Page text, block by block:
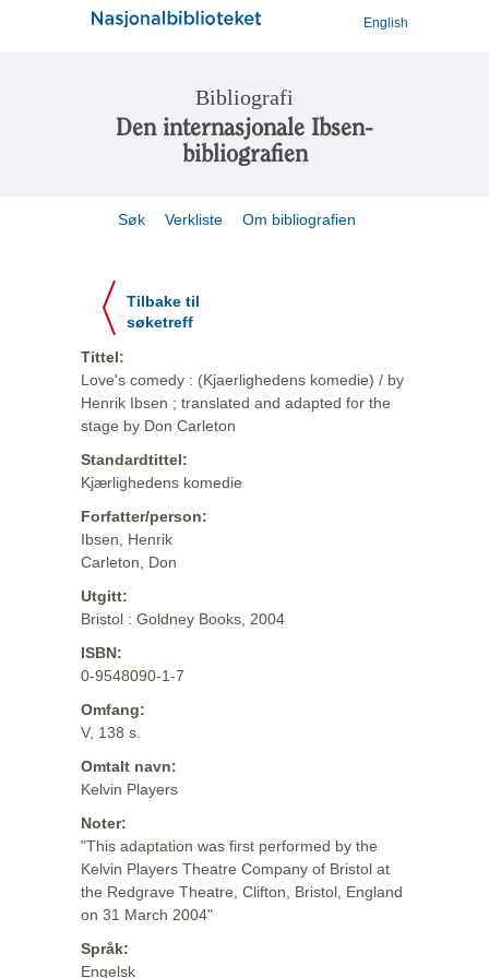
English
Bibliografi
Den internasjonale Ibsen-
bibliografien
Søk Verkliste Om bibliografien
Tilbake til
søketreff
Tittel:
Love's comedy : (Kjaerlighedens komedie) / by
Henrik Ibsen ; translated and adapted for the
stage by Don Carleton
Standardtittel:
Kjærlighedens komedie
Forfatter/person:
Ibsen, Henrik
Carleton, Don
Utgitt:
Bristol : Goldney Books, 2004
ISBN:
0-9548090-1-7
Omfang:
V, 138 s.
Omtalt navn:
Kelvin Players
Noter:
"This adaptation was first performed by the
Kelvin Players Theatre Company of Bristol at
the Redgrave Theatre, Clifton, Bristol, England
on 31 March 2004"
Språk:
Engelsk